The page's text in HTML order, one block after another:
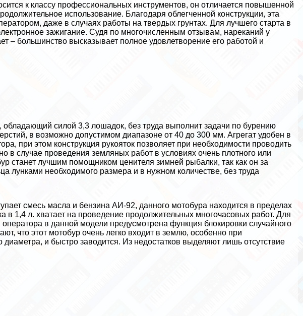
к классу профессиональных инструментов, он отличается повышенной
использование. Благодаря облегченной конструкции, эта
даже в случаях работы на твердых грунтах. Для лучшего старта в
зажигание. Судя по многочисленным отзывам, нареканий у
– большинство высказывает полное удовлетворение его работой и
силой 3,3 лошадок, без труда выполнит задачи по бурению
в возможно допустимом диапазоне от 40 до 300 мм. Агрегат удобен в
при этом конструкция рукояток позволяет при необходимости проводить
в случае проведения земляных работ в условиях очень плотного или
станет лучшим помощником ценителя зимней рыбалки, так как он за
лунками необходимого размера и в нужном количестве, без труда
смесь масла и бензина АИ-92, данного мотобура находится в пределах
в 1,4 л. хватает на проведение продолжительных многочасовых работ. Для
в данной модели предусмотрена функция блокировки случайного
что этот мотобур очень легко входит в землю, особенно при
и быстро заводится. Из недостатков выделяют лишь отсутствие